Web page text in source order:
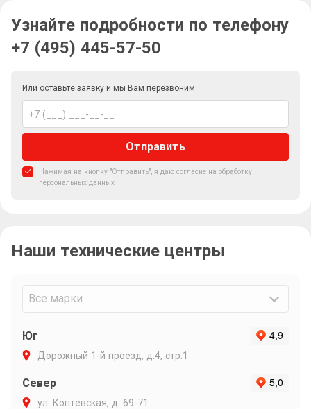
Узнайте подробности по телефону
+7 (495) 445-57-50
Или оставьте заявку и мы Вам перезвоним
Отправить
Нажимая на кнопку "Отправить", я даю согласие на обработку
персональных данных
Наши технические центры
Все марки
Юг
Дорожный 1-й проезд, д.4, стр.1
Север
ул. Коптевская, д. 69-71